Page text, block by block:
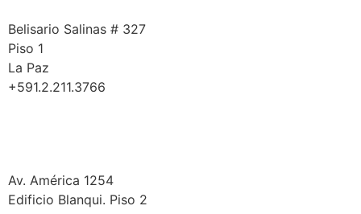
Belisario Salinas # 327
Piso 1
La Paz
+591.2.211.3766
Av. América 1254
Edificio Blanqui. Piso 2